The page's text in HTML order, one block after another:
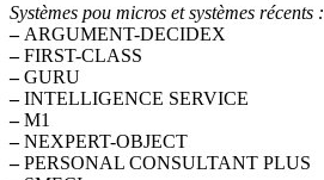
Systèmes pou micros et systèmes récents :
–ARGUMENT-DECIDEX
–FIRST-CLASS
–GURU
–INTELLIGENCE SERVICE
–M1
–NEXPERT-OBJECT
–PERSONAL CONSULTANT PLUS